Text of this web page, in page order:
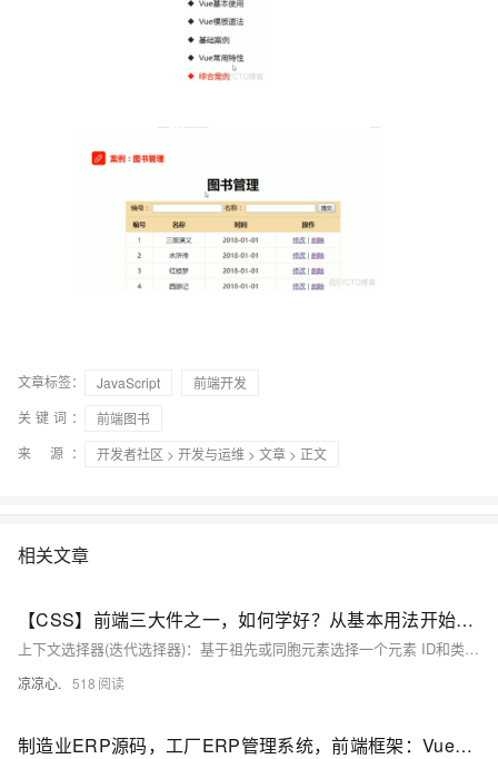
文章标签： JavaScript
前端开发
关键词：
前端图书
来 源：
开发者社区 > 开发与运维 > 文章 > 正文
相关文章
【CSS】前端三大件之一，如何学好？从基本用法开始吧！（一）：CSS发展史；CSS样式表的引入；CSS选择器使用，附带案例介绍
上下文选择器(迭代选择器)：基于祖先或同胞元素选择一个元素 ID和类选择器：基于id#和class的属性值进行选择元素。 属性选择器：基于属性的有无和特征进行选择。 ①上下文选择器： 上下文选择器的语法格式：标签1 标签2{属性:值;} //注意：组合选择器和上下文选择器的区别，组合选择器以逗号隔开， 上下文选择器以空格隔开 ②特殊的上下文选择器 子选择器> : 语法格式:标签1>标签2 解释说明：标签1和标签2
凉凉心. 518
制造业ERP源码，工厂ERP管理系统，前端框架：Vue，后端框架：SpringBoot